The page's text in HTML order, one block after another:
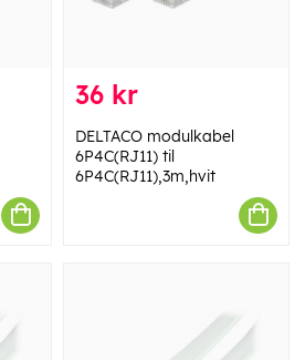
36 kr
DELTACO modulkabel
6P4C(RJ11) til
6P4C(RJ11),3m,hvit